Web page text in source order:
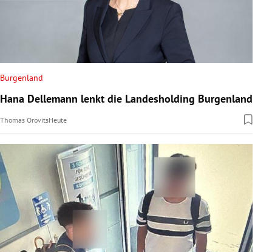
Burgenland
Hana Dellemann lenkt die Landesholding Burgenland
Thomas OrovitsHeute